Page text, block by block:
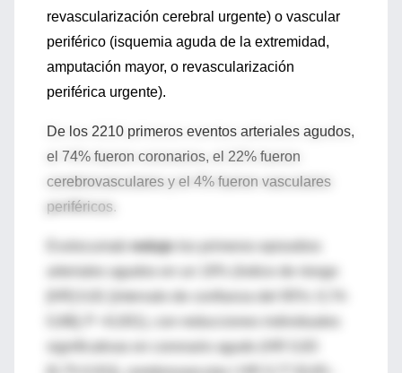
revascularización cerebral urgente) o vascular
periférico (isquemia aguda de la extremidad,
amputación mayor, o revascularización
periférica urgente).
De los 2210 primeros eventos arteriales agudos,
el 74% fueron coronarios, el 22% fueron
cerebrovasculares y el 4% fueron vasculares
periféricos.
redujo
arteriales agudos en un 19% (índice de riesgo
significativas en coronario agudo (HR 0,83